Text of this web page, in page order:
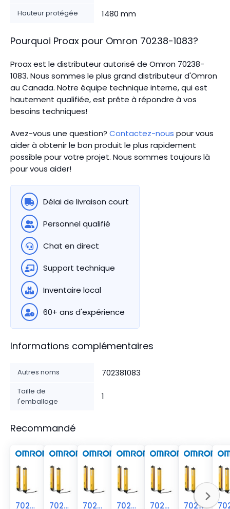
Hauteur protégée 1480 mm
Pourquoi Proax pour Omron 70238-1083?
Proax est le distributeur autorisé de Omron 70238-
1083. Nous sommes le plus grand distributeur d'Omron
au Canada. Notre équipe technique interne, qui est
hautement qualifiée, est prête à répondre à vos
besoins techniques!
Avez-vous une question? Contactez-nous pour vous
aider à obtenir le bon produit le plus rapidement
possible pour votre projet. Nous sommes toujours là
pour vous aider!
Délai de livraison court
Personnel qualifié
Chat en direct
Support technique
Inventaire local
60+ ans d'expérience
Informations complémentaires
Autres noms 702381083
Taille de
l'emballage
1
Recommandé
70238-1082 70238-1084 70238-1081 70238-1085 70238-1080 70238-1086